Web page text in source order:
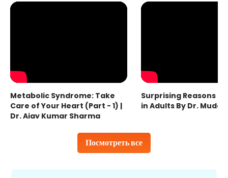
Посмотреть все
Metabolic Syndrome: Take
Care of Your Heart (Part - 1) |
Dr. Ajay Kumar Sharma
Surprising Reasons
in Adults By Dr.